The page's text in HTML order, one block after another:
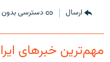
ارسال دسترسی بدون
مهم‌ترین خبرهای